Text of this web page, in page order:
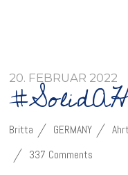
20. FEBRUAR 2022
Britta GERMANY
337 Comments